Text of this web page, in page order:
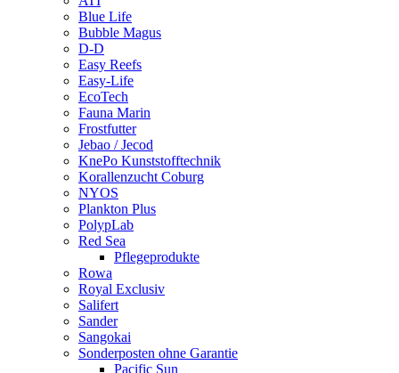
Blue Life
Bubble Magus
D-D
Easy Reefs
Easy-Life
EcoTech
Fauna Marin
Frostfutter
Jebao / Jecod
KnePo Kunststofftechnik
Korallenzucht Coburg
NYOS
Plankton Plus
PolypLab
Red Sea
Pflegeprodukte
Rowa
Royal Exclusiv
Salifert
Sander
Sangokai
Sonderposten ohne Garantie
Pacific Sun